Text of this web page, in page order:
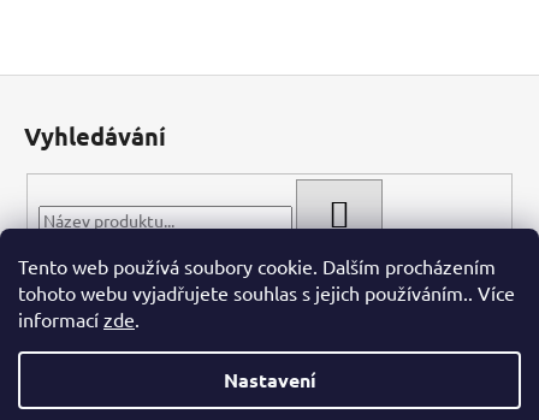
Tento web používá soubory cookie. Dalším procházením
tohoto webu vyjadřujete souhlas s jejich používáním.. Více
informací zde.
Nastavení
t
í
Vyhledávání